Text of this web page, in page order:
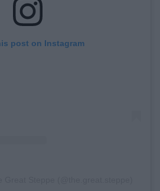
post on Instagram